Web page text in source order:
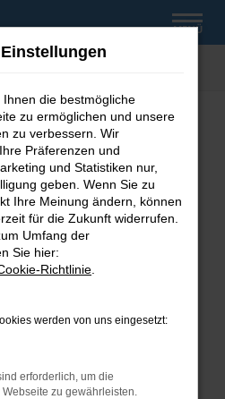
MENÜ
Error
aufgetreten.
die dir helfen können:
und deine
zum Beispiel deine
Seiten
die Seite in einem
die bestmögliche
zu ermöglichen und unsere
zu verbessern. Wir
Präferenzen und
und Statistiken nur,
geben. Wenn Sie zu
Ihre Meinung ändern, können
für die Zukunft widerrufen.
Umfang der
Sie hier:
Richtlinie
werden von uns eingesetzt:
erforderlich, um die
zu gewährleisten.